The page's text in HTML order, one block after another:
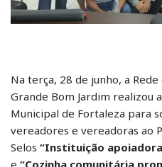
Na terça, 28 de junho, a
Grande Bom Jardim realizou
Municipal de Fortaleza para
vereadores e vereadoras ao
Selos “Instituição
e “Cozinha comunitária